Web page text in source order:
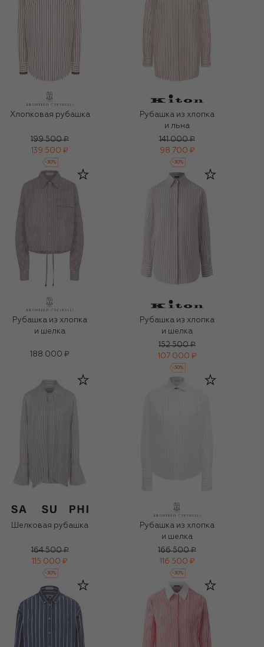
Хлопковая рубашка
199 500 ₽
139 500 ₽
-30%
Рубашка из хлопка
и льна
141 000 ₽
98 700 ₽
-30%
Рубашка из хлопка
и шелка
188 000 ₽
Рубашка из хлопка
и шелка
152 500 ₽
107 000 ₽
-30%
Шелковая рубашка
164 500 ₽
115 000 ₽
-30%
Рубашка из хлопка
и шелка
166 500 ₽
116 500 ₽
-30%